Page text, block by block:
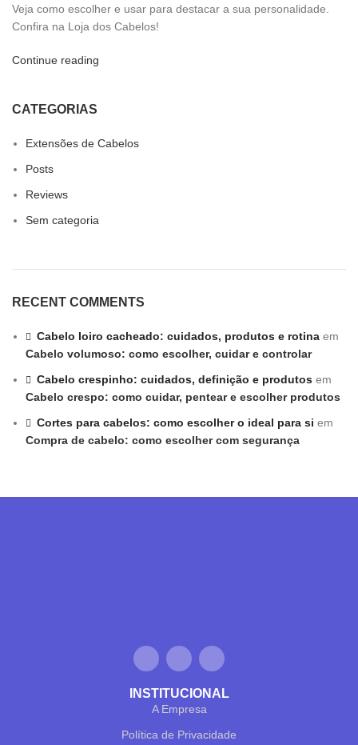
Veja como escolher e usar para destacar a sua personalidade.
Confira na Loja dos Cabelos!
Continue reading
CATEGORIAS
Extensões de Cabelos
Posts
Reviews
Sem categoria
RECENT COMMENTS
Cabelo loiro cacheado: cuidados, produtos e rotina em
Cabelo volumoso: como escolher, cuidar e controlar
Cabelo crespinho: cuidados, definição e produtos em
Cabelo crespo: como cuidar, pentear e escolher produtos
Cortes para cabelos: como escolher o ideal para si em
Compra de cabelo: como escolher com segurança
INSTITUCIONAL
A Empresa
Política de Privacidade